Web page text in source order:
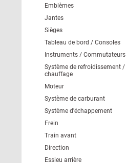
Emblèmes
Jantes
Sièges
Tableau de bord / Consoles
Instruments / Commutateurs
Système de refroidissement /
chauffage
Moteur
Système de carburant
Système d'échappement
Frein
Train avant
Direction
Essieu arrière